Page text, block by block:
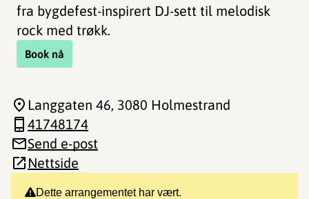
fra bygdefest-inspirert DJ-sett til melodisk
rock med trøkk.
Book nå
Dette arrangementet har vært.
Langgaten 46, 3080 Holmestrand
41748174
Send e-post
Nettside